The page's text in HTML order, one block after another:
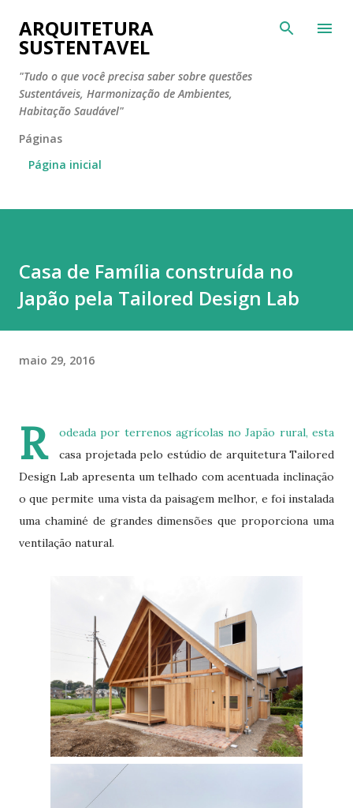
Pular para o conteúdo principal
ARQUITETURA
SUSTENTAVEL
"Tudo o que você precisa saber sobre questões
Sustentáveis, Harmonização de Ambientes,
Habitação Saudável"
Páginas
Página inicial
Casa de Família construída no
Japão pela Tailored Design Lab
maio 29, 2016
R
odeada por terrenos agrícolas no Japão rural, esta
casa projetada pelo estúdio de arquitetura Tailored
Design Lab apresenta um telhado com acentuada inclinação
o que permite uma vista da paisagem melhor, e foi instalada
uma chaminé de grandes dimensões que proporciona uma
ventilação natural.